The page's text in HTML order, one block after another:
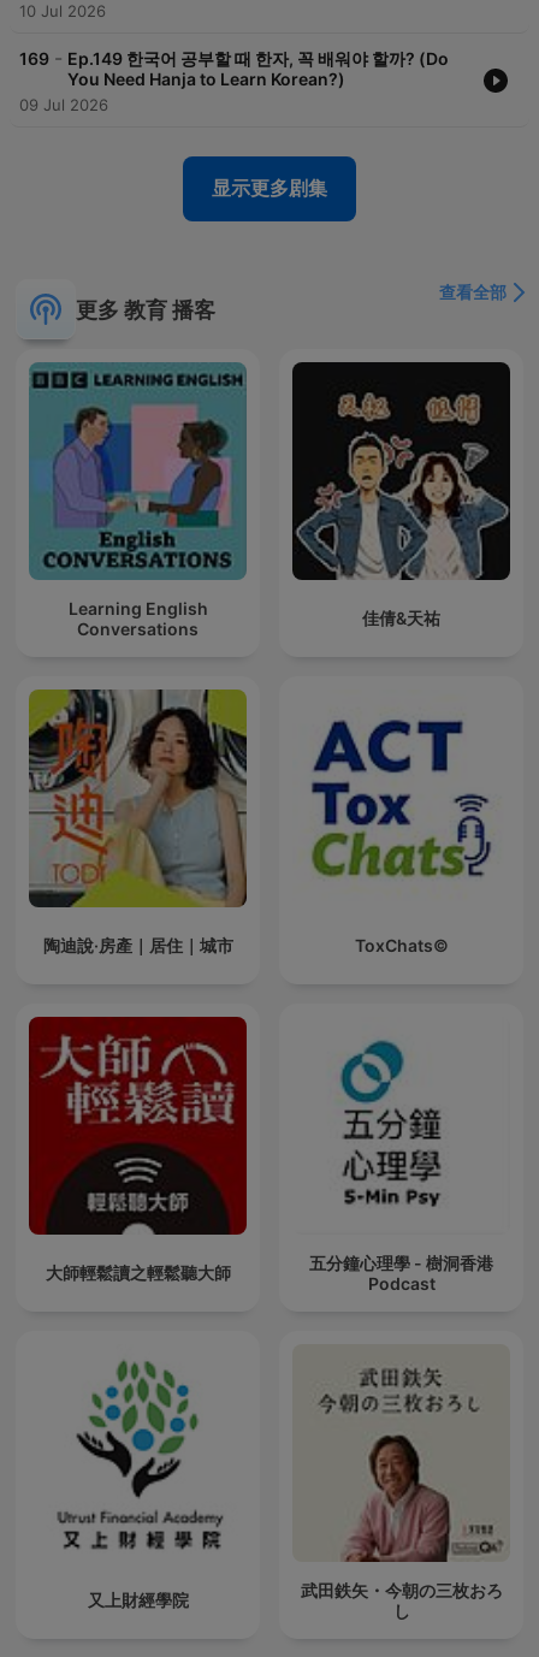
10 Jul 2026
169 - Ep.149 한국어 공부할 때 한자, 꼭 배워야 할까? (Do
You Need Hanja to Learn Korean?)
09 Jul 2026
显示更多剧集
更多 教育 播客
查看全部
Learning English
Conversations
佳倩&天祐
陶迪說·房產｜居住｜城市 ToxChats©
大師輕鬆讀之輕鬆聽大師
五分鐘心理學 - 樹洞香港
Podcast
又上財經學院
武田鉄矢・今朝の三枚おろ
し